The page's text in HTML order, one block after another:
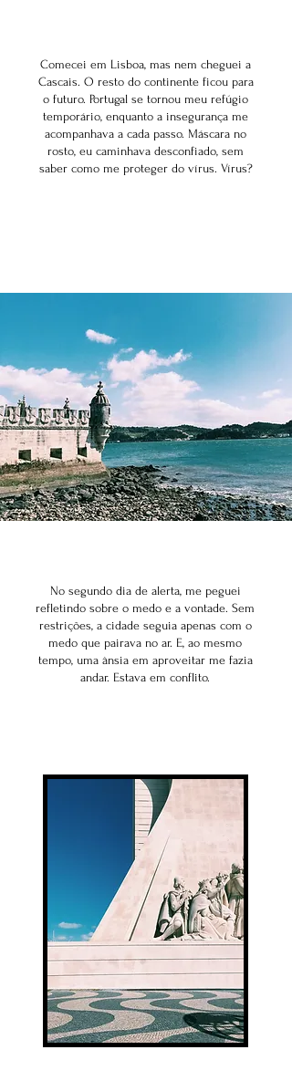
Comecei em Lisboa, mas nem cheguei a
Cascais. O resto do continente ficou para
o futuro. Portugal se tornou meu refúgio
temporário, enquanto a insegurança me
acompanhava a cada passo. Máscara no
rosto, eu caminhava desconfiado, sem
saber como me proteger do vírus. Vírus?
No segundo dia de alerta, me peguei
refletindo sobre o medo e a vontade. Sem
restrições, a cidade seguia apenas com o
medo que pairava no ar. E, ao mesmo
tempo, uma ânsia em aproveitar me fazia
andar. Estava em conflito.